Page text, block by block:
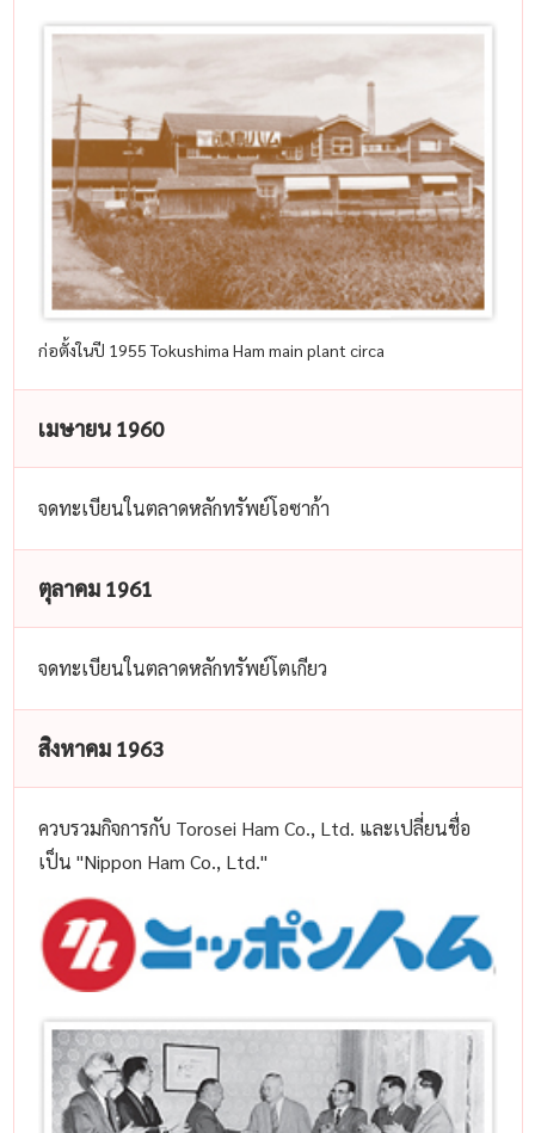
ก่อตั้งในปี 1955 Tokushima Ham main plant circa
เมษายน 1960
จดทะเบียนในตลาดหลักทรัพย์โอซาก้า
ตุลาคม 1961
จดทะเบียนในตลาดหลักทรัพย์โตเกียว
สิงหาคม 1963
ควบรวมกิจการกับ Torosei Ham Co., Ltd. และเปลี่ยนชื่อ
เป็น "Nippon Ham Co., Ltd."